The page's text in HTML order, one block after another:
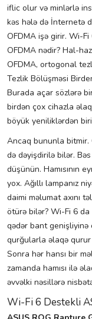
iflic olur və minlərlə
kəs hələ də İnternetə
OFDMA işə girir. Wi-
OFDMA nədir? Hal-
OFDMA, ortogonal
Tezlik Bölüşməsi
Burada açar sözlərə
birdən çox cihazla
böyük yeniliklərdən
Ancaq bununla bitmir.
də dəyişdirilə bilər.
düşünün. Hamısının
yox. Ağıllı lampanız
daimi məlumat axını
ötürə bilər? Wi-Fi 6
qədər bant genişliyinə
qurğularla əlaqə qurur
Sonra hər hansı bir
zamanda hamısı ilə
əvvəlki nəsillərə
Wi-Fi 6 Destekli